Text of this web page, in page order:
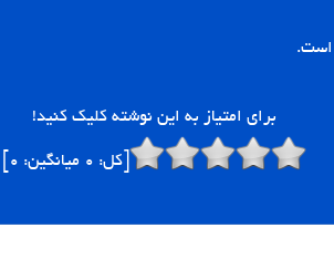
برای امتیاز به این نوشته کلیک کنید!
[کل: 0 میانگین: 0